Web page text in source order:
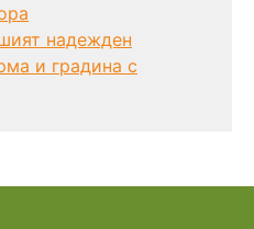
надежден
и градина с